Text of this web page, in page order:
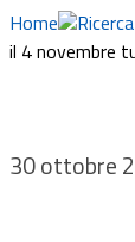
Eventi
Home
il 4 novembre
30 ottobre